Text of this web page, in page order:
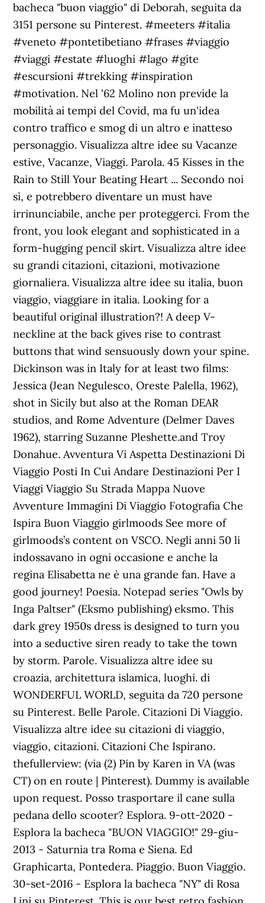
bacheca "buon viaggio" di Deborah, seguita da
3151 persone su Pinterest. #meeters #italia
#veneto #pontetibetiano #frases #viaggio
#viaggi #estate #luoghi #lago #gite
#escursioni #trekking #inspiration
#motivation. Nel '62 Molino non previde la
mobilità ai tempi del Covid, ma fu un'idea
contro traffico e smog di un altro e inatteso
personaggio. Visualizza altre idee su Vacanze
estive, Vacanze, Viaggi. Parola. 45 Kisses in the
Rain to Still Your Beating Heart ... Secondo noi
sì, e potrebbero diventare un must have
irrinunciabile, anche per proteggerci. From the
front, you look elegant and sophisticated in a
form-hugging pencil skirt. Visualizza altre idee
su grandi citazioni, citazioni, motivazione
giornaliera. Visualizza altre idee su italia, buon
viaggio, viaggiare in italia. Looking for a
beautiful original illustration?! A deep V-
neckline at the back gives rise to contrast
buttons that wind sensuously down your spine.
Dickinson was in Italy for at least two films:
Jessica (Jean Negulesco, Oreste Palella, 1962),
shot in Sicily but also at the Roman DEAR
studios, and Rome Adventure (Delmer Daves
1962), starring Suzanne Pleshette.and Troy
Donahue. Avventura Vi Aspetta Destinazioni Di
Viaggio Posti In Cui Andare Destinazioni Per I
Viaggi Viaggio Su Strada Mappa Nuove
Avventure Immagini Di Viaggio Fotografia Che
Ispira Buon Viaggio girlmoods See more of
girlmoods’s content on VSCO. Negli anni 50 li
indossavano in ogni occasione e anche la
regina Elisabetta ne è una grande fan. Have a
good journey! Poesia. Notepad series "Owls by
Inga Paltser" (Eksmo publishing) eksmo. This
dark grey 1950s dress is designed to turn you
into a seductive siren ready to take the town
by storm. Parole. Visualizza altre idee su
croazia, architettura islamica, luoghi. di
WONDERFUL WORLD, seguita da 720 persone
su Pinterest. Belle Parole. Citazioni Di Viaggio.
Visualizza altre idee su citazioni di viaggio,
viaggio, citazioni. Citazioni Che Ispirano.
thefullerview: (via (2) Pin by Karen in VA (was
CT) on en route | Pinterest). Dummy is available
upon request. Posso trasportare il cane sulla
pedana dello scooter? Esplora. 9-ott-2020 -
Esplora la bacheca "BUON VIAGGIO!" 29-giu-
2013 - Saturnia tra Roma e Siena. Ed
Graphicarta, Pontedera. Piaggio. Buon Viaggio.
30-set-2016 - Esplora la bacheca "NY" di Rosa